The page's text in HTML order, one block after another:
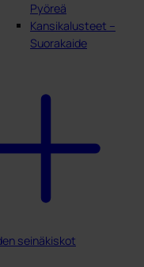
Pyöreä
Kansikalusteet –
Suorakaide
seinäkiskot